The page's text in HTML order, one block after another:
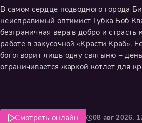
В самом сердце подводного города
неисправимый оптимист Губка Боб
безграничная вера в добро и
работе в закусочной «Красти Краб».
боготворит лишь одну святыню –
ограничивается жаркой котлет для
08 авг 2026,
Смотреть онлайн